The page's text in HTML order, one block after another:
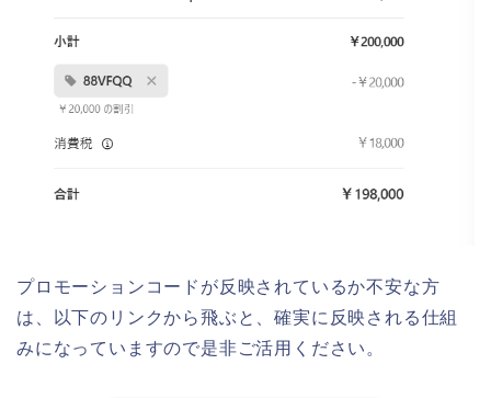
プロモーションコードが反映されているか不安な方
は、以下のリンクから飛ぶと、確実に反映される仕組
みになっていますので是非ご活用ください。